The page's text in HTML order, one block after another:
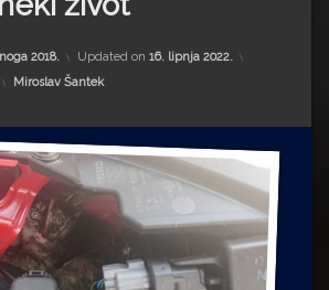
2018. Updated on 16. lipnja 2022.
Kategorije:
Miroslav Šantek